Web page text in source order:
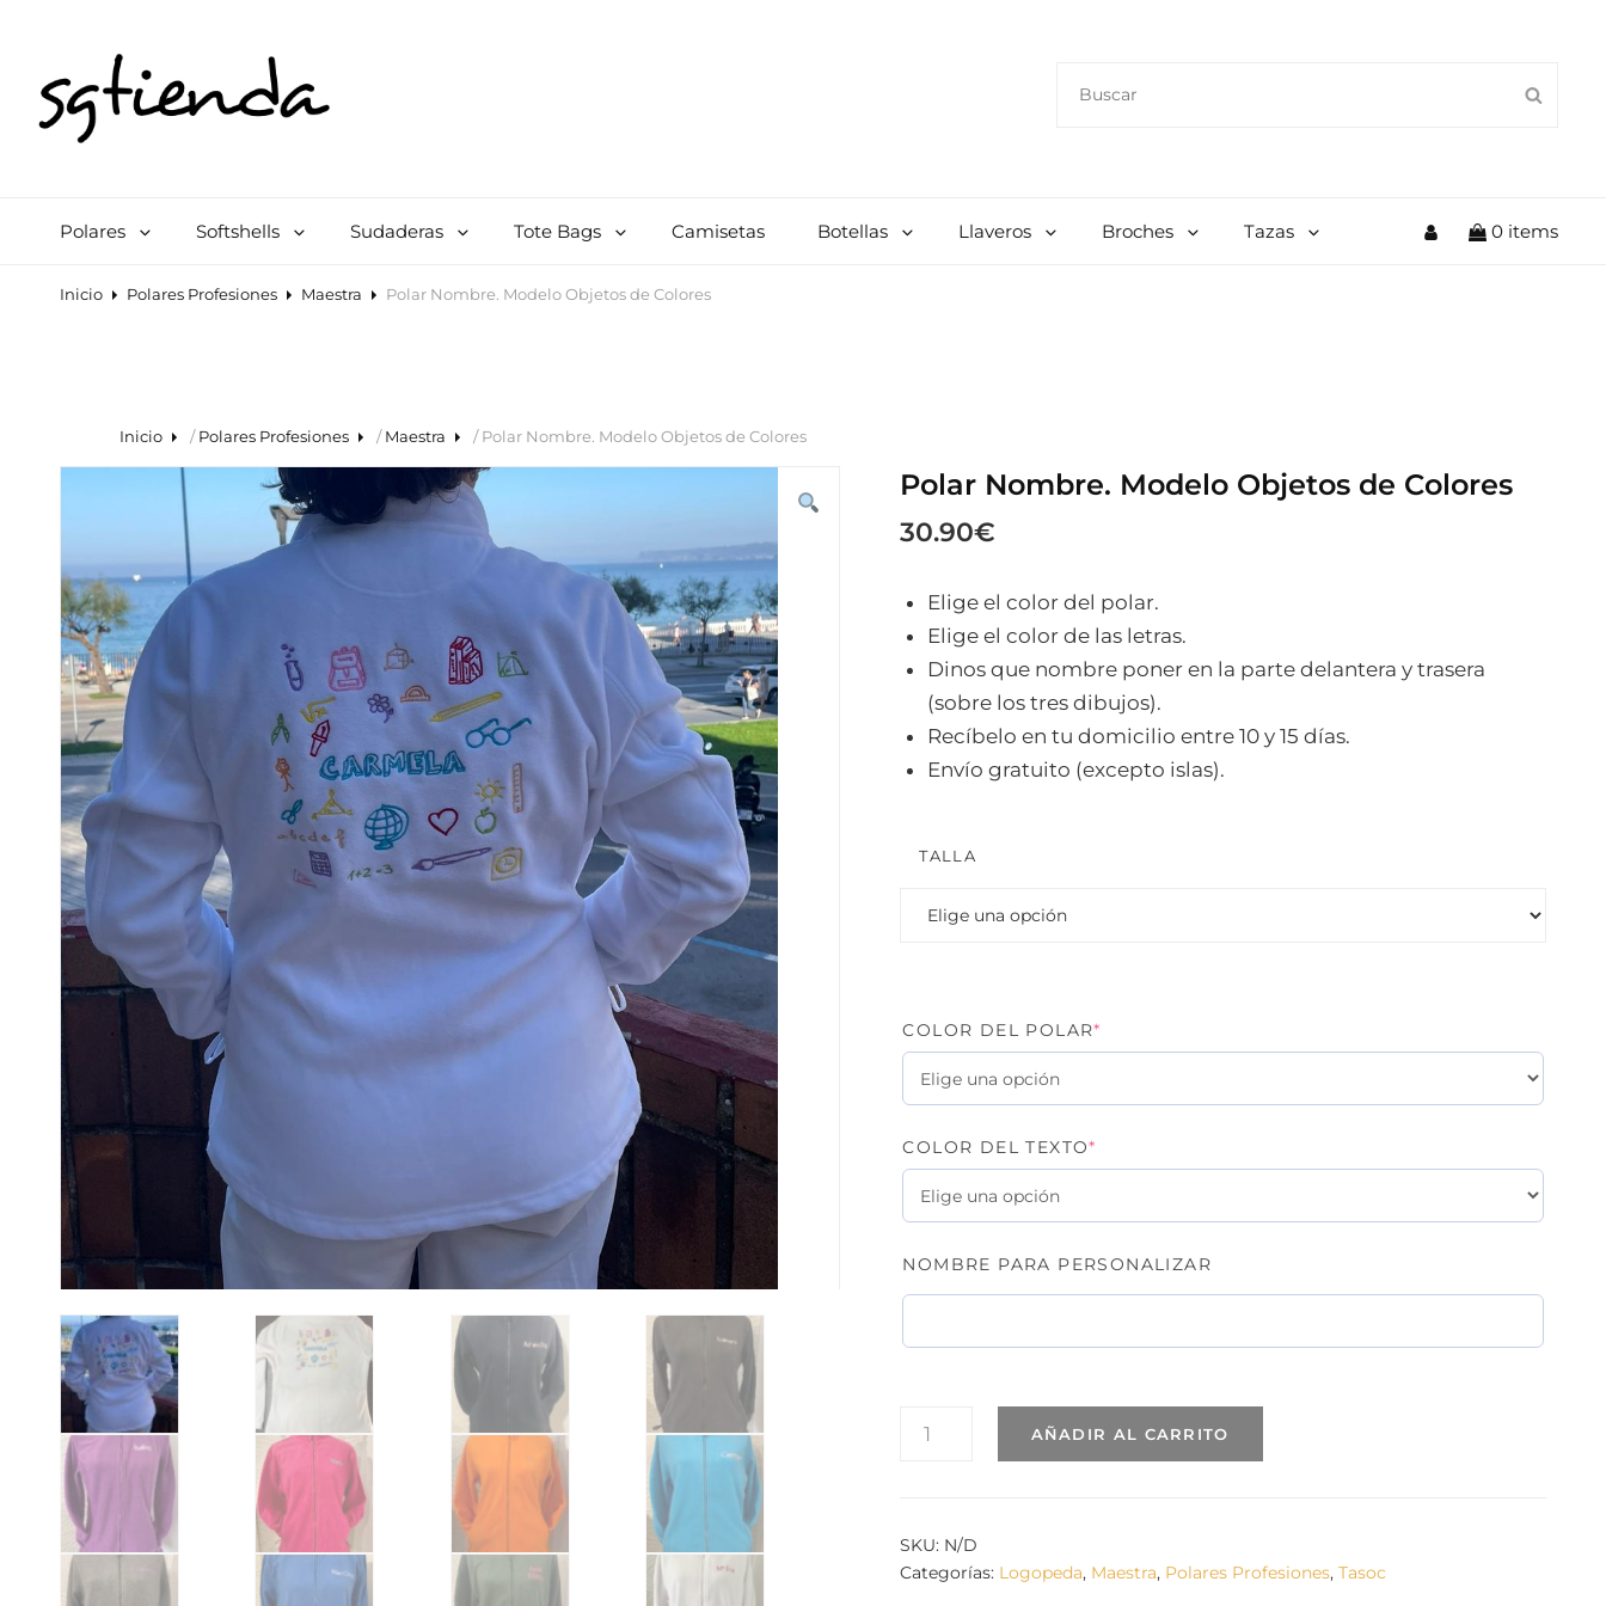
SGTIENDA
Tienda Online De Polares Personalizados Y Otros Accesorios. Polares Para Celador, Enfermero, Tcae, Profesor, Laboratorio, Farmacia, Etc.
FOR:
Polares Softshells Sudaderas Tote Bags Camisetas Botellas Llaveros Broches Tazas
My
0 items
Inicio Polares Profesiones Maestra Polar Nombre. Modelo Objetos de Colores
Inicio /Polares Profesiones /Maestra / Polar Nombre. Modelo Objetos de Colores
Polar Nombre. Modelo Objetos de Colores
30.90€
Elige el color del polar.
Elige el color de las letras.
Dinos que nombre poner en la parte delantera y trasera
(sobre los tres dibujos).
Recíbelo en tu domicilio entre 10 y 15 días.
Envío gratuito (excepto islas).
TALLA
COLOR DEL POLAR*
COLOR DEL TEXTO*
NOMBRE PARA PERSONALIZAR
NOMBRE.
COLORES
CANTIDAD
AÑADIR AL CARRITO
SKU: N/D
Categorías: Logopeda, Maestra, Polares Profesiones,Tasoc